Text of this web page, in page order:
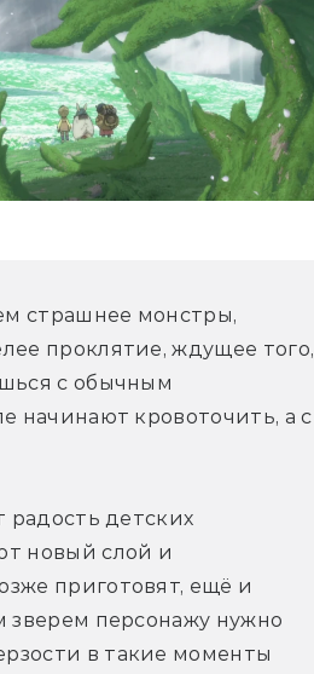
страшнее монстры,
проклятие, ждущее того,
с обычным
начинают кровоточить, а с
радость детских
новый слой и
приготовят, ещё и
зверем персонажу нужно
в такие моменты